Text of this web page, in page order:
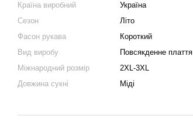
Країна виробний
Україна
Сезон
Літо
Фасон рукава
Короткий
Вид виробу
Повсякденне плаття
Міжнародний розмір
2XL-3XL
Довжина сукні
Міді